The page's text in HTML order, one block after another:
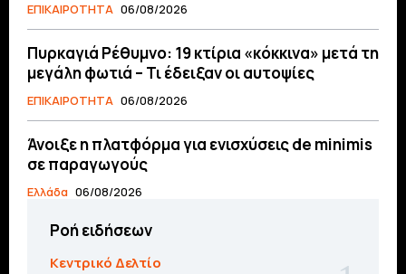
ΕΠΙΚΑΙΡΟΤΗΤΑ 06/08/2026
Πυρκαγιά Ρέθυμνο: 19 κτίρια «κόκκινα» μετά τη
μεγάλη φωτιά – Τι έδειξαν οι αυτοψίες
ΕΠΙΚΑΙΡΟΤΗΤΑ 06/08/2026
Άνοιξε η πλατφόρμα για ενισχύσεις de minimis
σε παραγωγούς
Ελλάδα 06/08/2026
Ροή ειδήσεων
Κεντρικό Δελτίο